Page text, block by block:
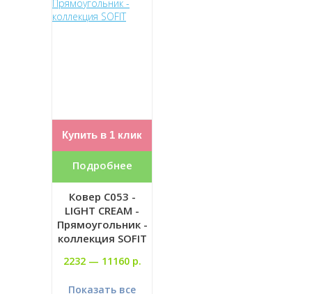
Купить в 1 клик
Подробнее
Ковер C053 -
LIGHT CREAM -
Прямоугольник -
коллекция SOFIT
2232 — 11160 р.
Показать все